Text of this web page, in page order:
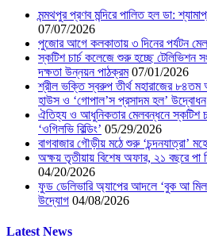
মন্মথপুর প্রণব মন্দিরে পালিত হল ডা:
07/07/2026
পুজোর আগে কলকাতায় ৩ দিনের পর্যটন
স্কটিশ চার্চ কলেজে শুরু হচ্ছে টেলিভিশন
দক্ষতা উন্নয়ন পাঠক্রম 07/01/2026
শ্রীল ভক্তি স্বরুপ তীর্থ মহারাজের ৮৪তম
হাউস ও ‘গোপাল’স প্রসাদম হল’ উদ্বোধন
ঐতিহ্য ও আধুনিকতার মেলবন্ধনে স্কটিশ
‘ওগিলভি বিল্ডিং’ 05/29/2026
বাগবাজার গৌড়ীয় মঠে শুরু ‘চন্দনযাত্রা’
অক্ষয় তৃতীয়ায় বিশেষ অফার, ২১ বছরে পা
04/20/2026
ফুড ডেলিভারি অ্যাপের আদলে ‘বুক আ
উদ্যোগ 04/08/2026
Latest News